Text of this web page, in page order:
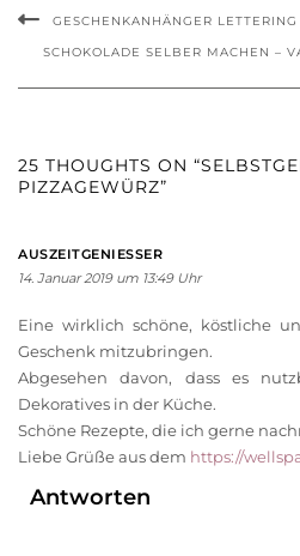
GESCHENKANHÄNGER
SCHOKOLADE SELBER MACHEN –
25 THOUGHTS ON
PIZZAGEWÜRZ”
AUSZEITGENIESSER
14. Januar 2019 um 13:49 Uhr
Eine wirklich schöne, köstliche
Geschenk mitzubringen.
Abgesehen davon, dass es
Dekoratives in der Küche.
Schöne Rezepte, die ich gerne
Liebe Grüße aus dem https://
Antworten